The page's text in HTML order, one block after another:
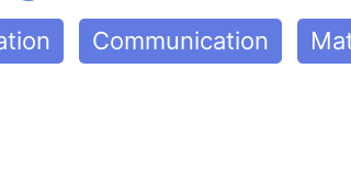
Communication